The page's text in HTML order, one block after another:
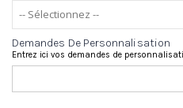
Demandes De Personnalisation
Entrez ici vos demandes de